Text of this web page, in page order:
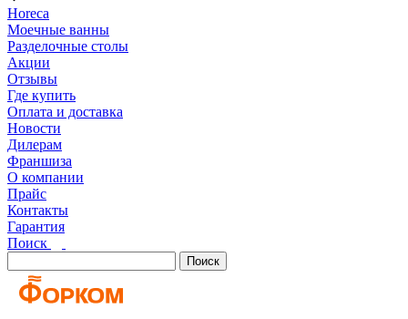
Horeca
Моечные ванны
Разделочные столы
Акции
Отзывы
Где купить
Оплата и доставка
Новости
Дилерам
Франшиза
О компании
Прайс
Контакты
Гарантия
Поиск
Поиск